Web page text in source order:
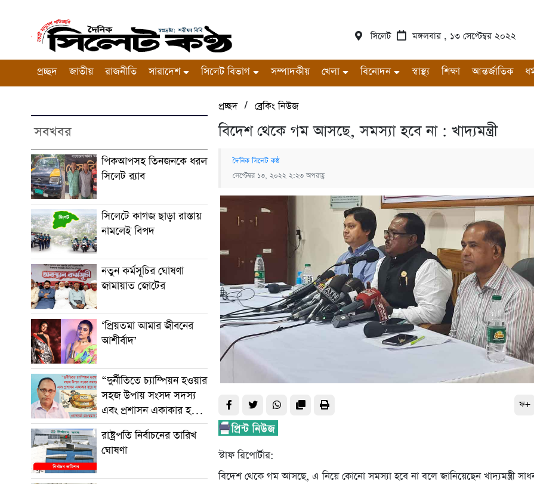
সিলেট মঙ্গলবার , ১৩ সেপ্টেম্বর ২০২২
প্রচ্ছদ জাতীয় রাজনীতি সারাদেশ সিলেট বিভাগ সম্পাদকীয় খেলা বিনোদন স্বাস্থ্য শিক্ষা আন্তর্জাতিক
সবখবর
পিকআপসহ তিনজনকে ধরল
সিলেট র‌্যাব
সিলেটে কাগজ ছাড়া রাস্তায়
নামলেই বিপদ
নতুন কর্মসূচির ঘোষণা
জামায়াত জোটের
‘প্রিয়তমা আমার জীবনের
আশীর্বাদ’
“দুর্নীতিতে চ্যাম্পিয়ন হওয়ার
সহজ উপায় সংসদ সদস্য
এবং প্রশাসন একাকার হয়ে
যাওয়া”
রাষ্ট্রপতি নির্বাচনের তারিখ
ঘোষণা
প্রচ্ছদ/ব্রেকিং নিউজ
বিদেশ থেকে গম আসছে, সমস্যা হবে না : খাদ্যমন্ত্রী
দৈনিক সিলেট কন্ঠ
সেপ্টেম্বর ১৩, ২০২২ ২:২৩ অপরাহ্ণ
ফ+
স্টাফ রিপোর্টার:
বিদেশ থেকে গম আসছে, এ নিয়ে কোনো সমস্যা হবে না বলে জানিয়েছেন খাদ্যমন্ত্রী